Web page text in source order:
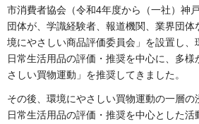
市消費者協会（令和4年度から（一社）神
団体が、学識経験者、報道機関、業界団
境にやさしい商品評価委員会」を設置し、
日常生活用品の評価・推奨を中心に、多
さしい買物運動」を推奨してきました。
その後、環境にやさしい買物運動の一層の
日常生活用品の評価・推奨を中心とした